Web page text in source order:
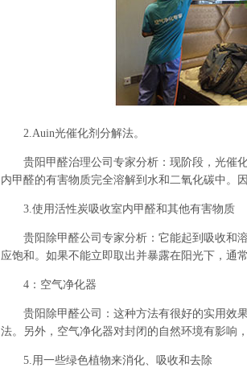
2.Auin光催化剂分解法。
贵阳甲醛治理公司 专家分析：现阶段，光催
内甲醛的有害物质完全溶解到水和二氧化碳中。
3.使用活性炭吸收室内甲醛和其他有害物质
贵阳除甲醛公司 专家分析：它能起到吸收和
应饱和。如果不能立即取出并暴露在阳光下，通常
4：空气净化器
贵阳除甲醛公司
：这种方法有很好的实用效
法。另外，空气净化器对封闭的自然环境有影响
5.用一些绿色植物来消化、吸收和去除